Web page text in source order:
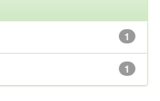
1
1